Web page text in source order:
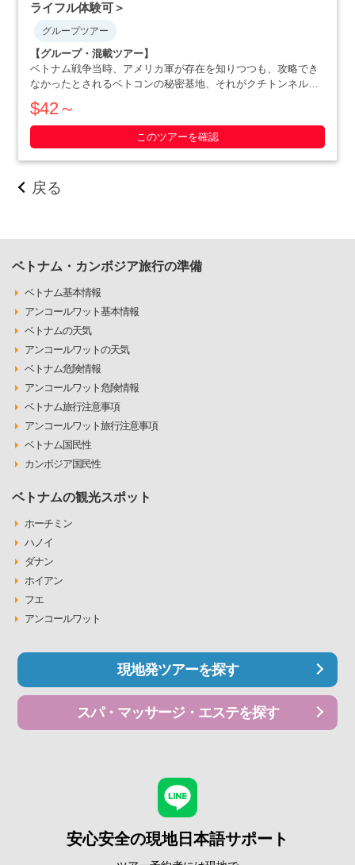
ライフル体験可＞
グループツアー
【グループ・混載ツアー】
ベトナム戦争当時、アメリカ軍が存在を知りつつも、攻略でき
なかったとされるベトコンの秘密基地、それがクチトンネルで
す。小柄な体格を活かした戦略で、アメリカ軍を撃退にまで追
いやったベトナム人の作戦の数々や彼らの暮らしぶりを追体験
できます。ホーチミン滞在最終日や、午後か・・・・・
$42～
このツアーを確認
戻る
ベトナム・カンボジア旅行の準備
ベトナム基本情報
アンコールワット基本情報
ベトナムの天気
アンコールワットの天気
ベトナム危険情報
アンコールワット危険情報
ベトナム旅行注意事項
アンコールワット旅行注意事項
ベトナム国民性
カンボジア国民性
ベトナムの観光スポット
ホーチミン
ハノイ
ダナン
ホイアン
フエ
アンコールワット
現地発ツアーを探す
スパ・マッサージ・エステを探す
安心安全の現地日本語サポート